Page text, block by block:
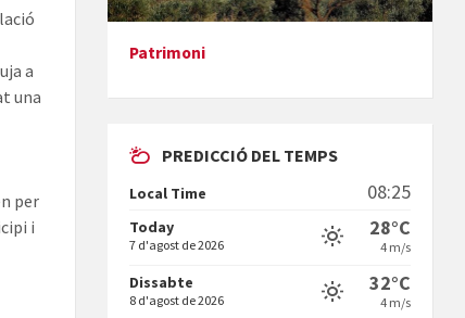
a
una
per
i
mare&quot;, d'Emma Zafon
En Bum
Patrimoni
PREDICCIÓ DEL TEMPS
Local Time 08:25
Today
7 d'agost de 2026
28°C
4 m/s
Dissabte
8 d'agost de 2026
32°C
4 m/s